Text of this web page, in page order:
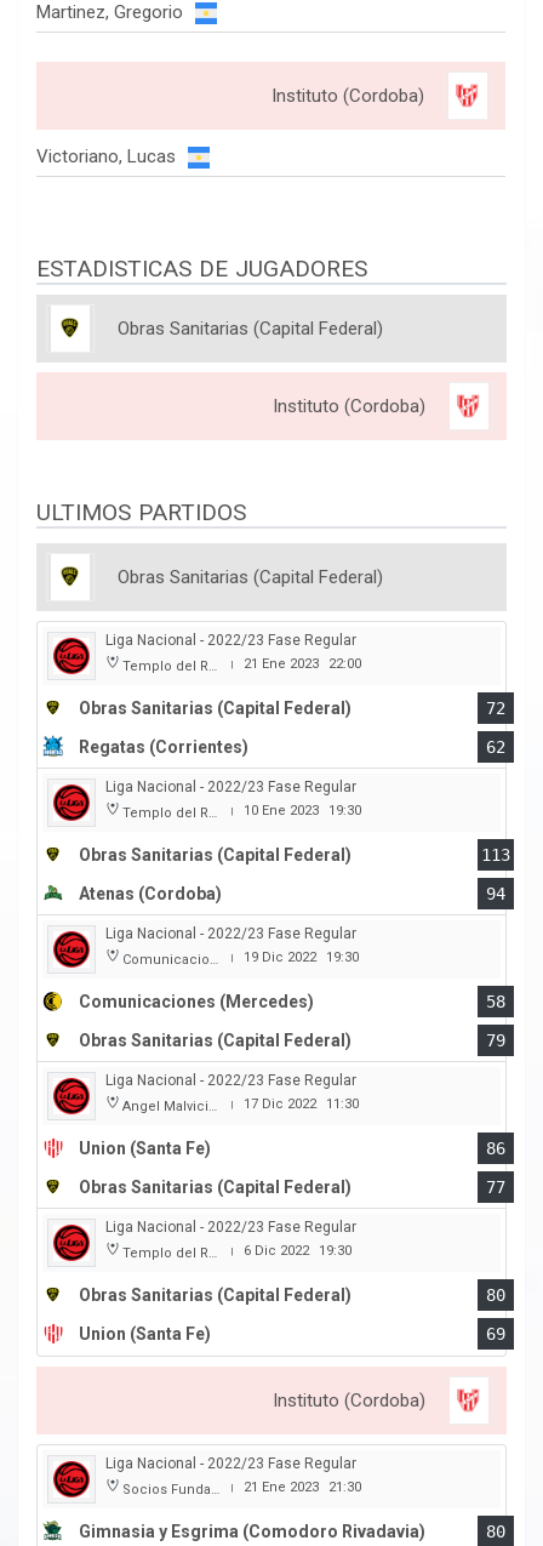
Martinez, Gregorio
Instituto (Cordoba)
Victoriano, Lucas
ESTADISTICAS DE JUGADORES
Obras Sanitarias (Capital Federal)
Instituto (Cordoba)
ULTIMOS PARTIDOS
Obras Sanitarias (Capital Federal)
Liga Nacional - 2022/23 Fase Regular
Templo del Rock | 21 Ene 2023 22:00
Obras Sanitarias (Capital Federal)
72
Regatas (Corrientes)
62
Liga Nacional - 2022/23 Fase Regular
Templo del Rock | 10 Ene 2023 19:30
Obras Sanitarias (Capital Federal)
113
Atenas (Cordoba)
94
Liga Nacional - 2022/23 Fase Regular
Comunicaciones | 19 Dic 2022 19:30
Comunicaciones (Mercedes)
58
Obras Sanitarias (Capital Federal)
79
Liga Nacional - 2022/23 Fase Regular
Angel Malvicino | 17 Dic 2022 11:30
Union (Santa Fe)
86
Obras Sanitarias (Capital Federal)
77
Liga Nacional - 2022/23 Fase Regular
Templo del Rock | 6 Dic 2022 19:30
Obras Sanitarias (Capital Federal)
80
Union (Santa Fe)
69
Instituto (Cordoba)
Liga Nacional - 2022/23 Fase Regular
Socios Fundadores | 21 Ene 2023 21:30
Gimnasia y Esgrima (Comodoro Rivadavia) 80